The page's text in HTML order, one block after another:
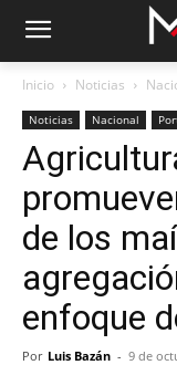
Inicio Noticias
Noticias Nacional
de los
enfoque
Por Luis Bazán - 9 de